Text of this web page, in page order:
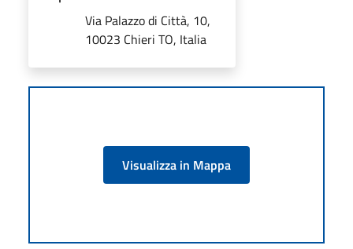
Via Palazzo di Città, 10,
10023 Chieri TO, Italia
Visualizza in Mappa